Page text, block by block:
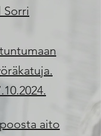
Sorri
aito